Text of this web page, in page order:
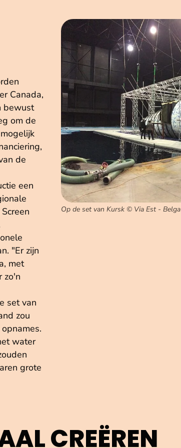
Op de set van Kursk © Via Est -
Canada,
bewust
om de
de
een
"Er zijn
met
zo'n
set van
zou
water
grote
CREËREN